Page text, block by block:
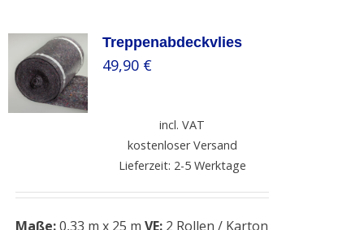
Treppenabdeckvlies
49,90 €
incl. VAT
kostenloser Versand
Lieferzeit: 2-5 Werktage
Maße:0,33 m x 25 m VE:2 Rollen / Karton